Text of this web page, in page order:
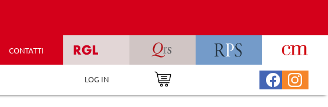
CONTATTI
LOG IN